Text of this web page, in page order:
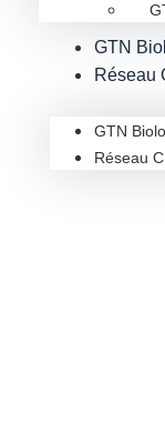
GTN
Réseau
GTN
Réseau